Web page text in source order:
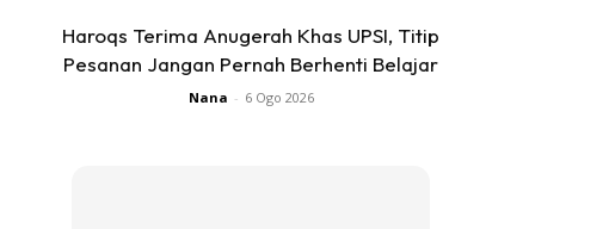
Haroqs Terima Anugerah Khas UPSI, Titip
Pesanan Jangan Pernah Berhenti Belajar
Nana - 6 Ogo 2026